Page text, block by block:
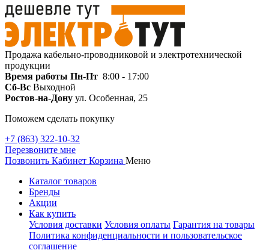
Продажа кабельно-проводниковой и электротехнической
продукции
Время работы Пн-Пт 8:00 - 17:00
Сб-Вс Выходной
Ростов-на-Дону ул. Особенная, 25
Поможем сделать покупку
+7 (863) 322-10-32
Перезвоните мне
Позвонить Кабинет Корзина Меню
Каталог товаров
Бренды
Акции
Как купить
Условия доставки Условия оплаты Гарантия на товары
Политика конфиденциальности и пользовательское
соглашение